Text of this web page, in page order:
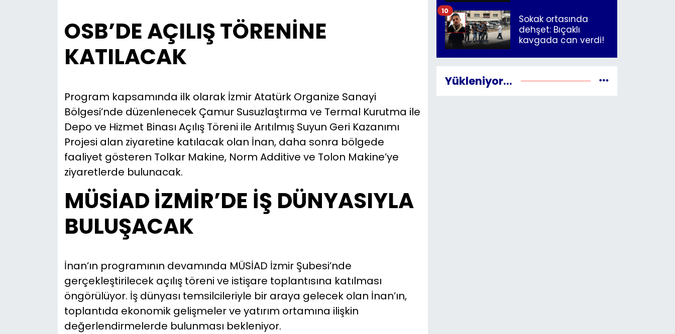
OSB’DE AÇILIŞ TÖRENİNE
KATILACAK
Program kapsamında ilk olarak İzmir Atatürk Organize Sanayi
Bölgesi’nde düzenlenecek Çamur Susuzlaştırma ve Termal Kurutma ile
Depo ve Hizmet Binası Açılış Töreni ile Arıtılmış Suyun Geri Kazanımı
Projesi alan ziyaretine katılacak olan İnan, daha sonra bölgede
faaliyet gösteren Tolkar Makine, Norm Additive ve Tolon Makine’ye
ziyaretlerde bulunacak.
MÜSİAD İZMİR’DE İŞ DÜNYASIYLA
BULUŞACAK
İnan’ın programının devamında MÜSİAD İzmir Şubesi’nde
gerçekleştirilecek açılış töreni ve istişare toplantısına katılması
öngörülüyor. İş dünyası temsilcileriyle bir araya gelecek olan İnan’ın,
toplantıda ekonomik gelişmeler ve yatırım ortamına ilişkin
değerlendirmelerde bulunması bekleniyor.
İzmir"
Sokak ortasında
dehşet: Bıçaklı
kavgada can verdi!
10
Yükleniyor...